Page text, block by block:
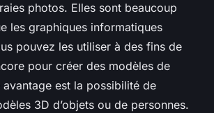
photos. Elles sont beaucoup
les graphiques informatiques
pouvez les utiliser à des fins de
pour créer des modèles de
avantage est la possibilité de
3D d’objets ou de personnes.